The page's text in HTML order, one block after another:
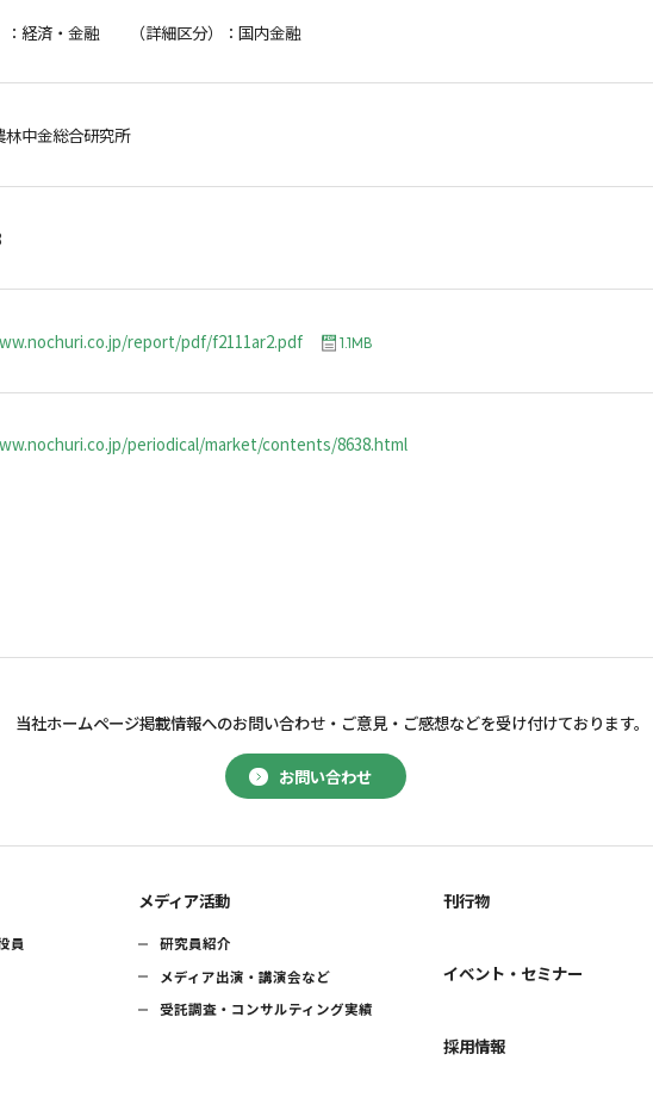
：経済・金融 （詳細区分）：国内金融
林中金総合研究所
report/pdf/f2111ar2.pdf 1.1MB
periodical/market/contents/8638.html
お問い合わせ
当社ホームページ掲載情報へのお問い合わせ・ ご意見・ご感想などを受け付けております。
員
メディア活動
研究員紹介
メディア出演・講演会など
受託調査・コンサルティング実績
刊行物
イベント・セミナー
採用情報